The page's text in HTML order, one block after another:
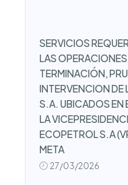
SERVICIOS
LAS
TERMINACIÓN,
INTERVENCION DE
S.A. UBICADOS EN
LA
ECOPETROL S.A
META
27/03/2026